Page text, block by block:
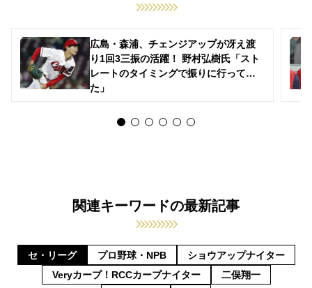
広島・森浦、チェンジアップが冴え渡
り1回3三振の活躍！ 野村弘樹氏「スト
レートのタイミングで振りに行ってい
た」
関連キーワードの最新記事
セ・リーグ プロ野球・NPB
ショウアップナイター
Veryカープ！RCCカープナイター
二俣翔一